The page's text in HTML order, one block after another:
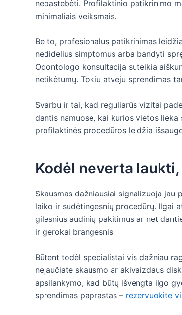
nepastebėti. Profilaktinio patikrinimo
minimaliais veiksmais.
Be to, profesionalus patikrinimas
nedidelius simptomus arba bandyti
Odontologo konsultacija suteikia
netikėtumų. Tokiu atveju sprendimas
Svarbu ir tai, kad reguliarūs vizitai
dantis namuose, kai kurios vietos
profilaktinės procedūros leidžia
Kodėl neverta
Skausmas dažniausiai signalizuoja jau
laiko ir sudėtingesnių procedūrų. Ilgai
gilesnius audinių pakitimus ar net
ir gerokai brangesnis.
Būtent todėl specialistai vis dažniau
nejaučiate skausmo ar akivaizdaus
apsilankymo, kad būtų išvengta ilgo
sprendimas paprastas – rezervuokite